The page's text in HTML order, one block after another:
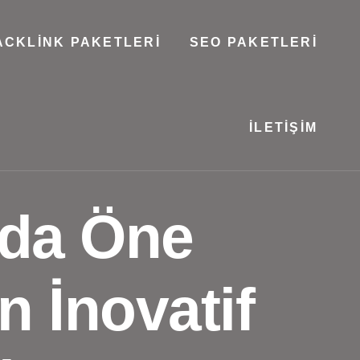
PAKETLERI SEO PAKETLERI
İLETIŞIM
Öne
İnovatif